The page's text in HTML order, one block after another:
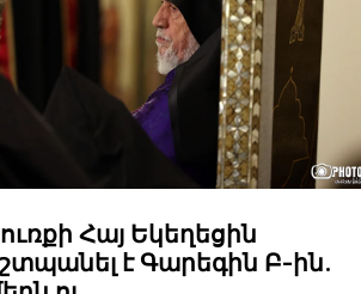
Հայ Եկեղեցին
է Գարեգին Բ-ին.